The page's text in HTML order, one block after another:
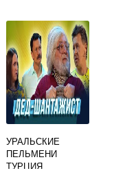
УРАЛЬСКИЕ
ПЕЛЬМЕНИ
ТУРЦИЯ